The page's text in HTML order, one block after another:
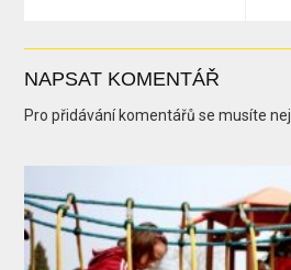
NAPSAT KOMENTÁŘ
Pro přidávání komentářů se musíte